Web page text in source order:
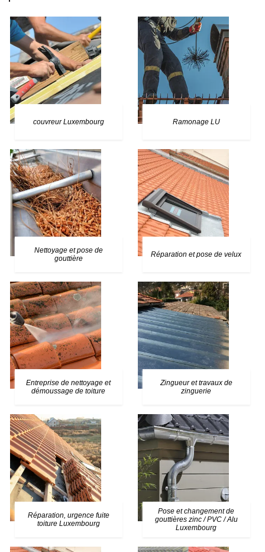
couvreur Luxembourg Ramonage LU
Nettoyage et pose de
gouttière
Réparation et pose de velux
Entreprise de nettoyage et
démoussage de toiture
Zingueur et travaux de
zinguerie
Réparation, urgence fuite
toiture Luxembourg
Pose et changement de
gouttières zinc / PVC / Alu
Luxembourg